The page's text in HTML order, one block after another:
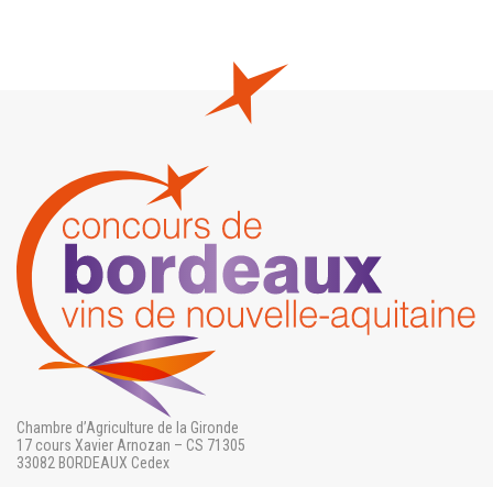
Chambre d’Agriculture de la Gironde
17 cours Xavier Arnozan – CS 71305
33082 BORDEAUX Cedex